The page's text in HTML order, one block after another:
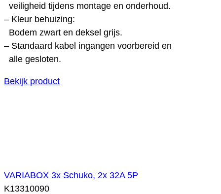
veiligheid tijdens montage en onderhoud.
– Kleur behuizing:
Bodem zwart en deksel grijs.
– Standaard kabel ingangen voorbereid en
alle gesloten.
Bekijk product
VARIABOX 3x Schuko, 2x 32A 5P
K13310090